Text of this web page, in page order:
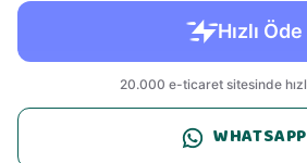
WHATSAPP